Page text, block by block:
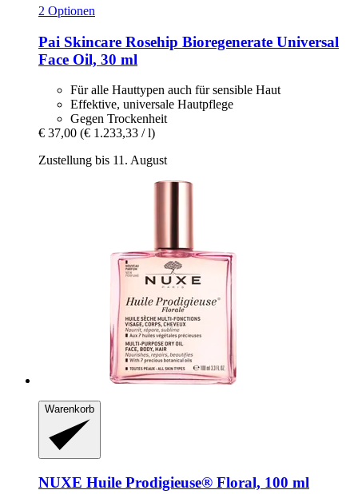
2 Optionen
Pai Skincare Rosehip Bioregenerate Universal
Face Oil, 30 ml
Für alle Hauttypen auch für sensible Haut
Effektive, universale Hautpflege
Gegen Trockenheit
€ 37,00 (€ 1.233,33 / l)
Zustellung bis 11. August
Warenkorb
NUXE Huile Prodigieuse® Floral, 100 ml